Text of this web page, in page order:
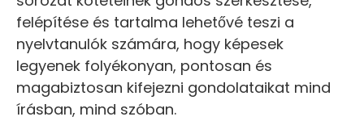
felépítése és tartalma lehetővé teszi a
nyelvtanulók számára, hogy képesek
legyenek folyékonyan, pontosan és
magabiztosan kifejezni gondolataikat mind
írásban, mind szóban.